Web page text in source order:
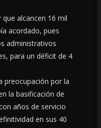
alcancen 16 mil
acordado, pues
administrativos
para un déficit de 4
preocupación por la
la basificación de
años de servicio
en sus 40